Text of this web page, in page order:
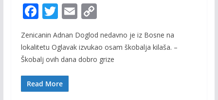
F
e
b
o
o
T
w
itt
er
E
m
ai
l
C
o
p
y
Zenicanin Adnan Doglod nedavno je iz Bosne na
lokalitetu Oglavak izvukao osam škobalja kilaša. –
Škobalj ovih dana dobro grize
Read More